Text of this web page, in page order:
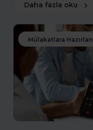
Daha fazla oku
Mülakatlara Hazırlan